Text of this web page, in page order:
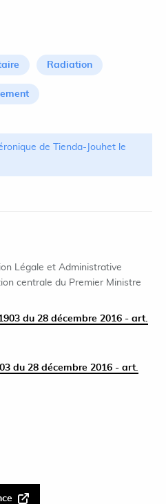
Radiation
de Tienda-Jouhet le
Légale et Administrative
centrale du Premier Ministre
du 28 décembre 2016 - art.
du 28 décembre 2016 - art.